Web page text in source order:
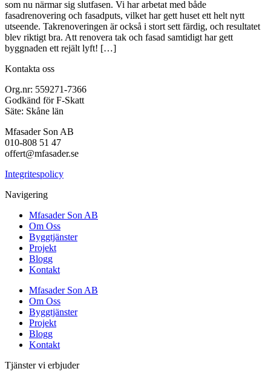
som nu närmar sig slutfasen. Vi har arbetat med både
fasadrenovering och fasadputs, vilket har gett huset ett helt nytt
utseende. Takrenoveringen är också i stort sett färdig, och resultatet
blev riktigt bra. Att renovera tak och fasad samtidigt har gett
byggnaden ett rejält lyft! […]
Kontakta oss
Org.nr: 559271-7366
Godkänd för F-Skatt
Säte: Skåne län
Mfasader Son AB
010-808 51 47
offert@mfasader.se
Integritespolicy
Navigering
Mfasader Son AB
Om Oss
Byggtjänster
Projekt
Blogg
Kontakt
Mfasader Son AB
Om Oss
Byggtjänster
Projekt
Blogg
Kontakt
Tjänster vi erbjuder